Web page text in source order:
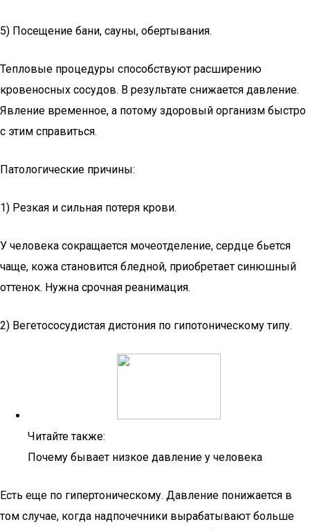
5) Посещение бани, сауны, обертывания.
Тепловые процедуры способствуют расширению
кровеносных сосудов. В результате снижается давление.
Явление временное, а потому здоровый организм быстро
с этим справиться.
Патологические причины:
1) Резкая и сильная потеря крови.
У человека сокращается мочеотделение, сердце бьется
чаще, кожа становится бледной, приобретает синюшный
оттенок. Нужна срочная реанимация.
2) Вегетососудистая дистония по гипотоническому типу.
Читайте также:
Почему бывает низкое давление у человека
Есть еще по гипертоническому. Давление понижается в
том случае, когда надпочечники вырабатывают больше